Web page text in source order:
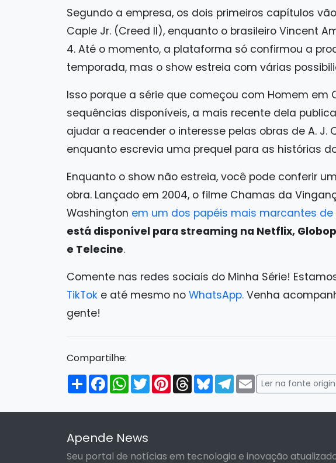
Segundo a empresa, os dois primeiros capítulos
Caple Jr. (Creed II), enquanto o brasileiro Vincent
4. Até o momento, a plataforma só confirmou a
temporada, mas o show estreia com várias
Isso porque a série que começou com Homem
sequências disponíveis, a mais recente dela
ajudar a reacender o interesse pelas obras de A. J.
enquanto escrevia uma prequel para as histórias
Enquanto o show não estreia, você pode conferir
obra. Lançado em 2004, o filme Chamas da
Washington em um dos papéis mais marcantes de
está disponível para streaming na Netflix,
e Telecine.
Comente nas redes sociais do Minha Série!
TikTok e até mesmo no WhatsApp. Venha
gente!
Compartilhe:
Compartilhar
FacebookWhatsApp
TwitterPinterestThreadsBlueskyTelegram
Email
Ler na fonte
Apende News
Seu portal de notícias em tecnologia e inovação atualizado